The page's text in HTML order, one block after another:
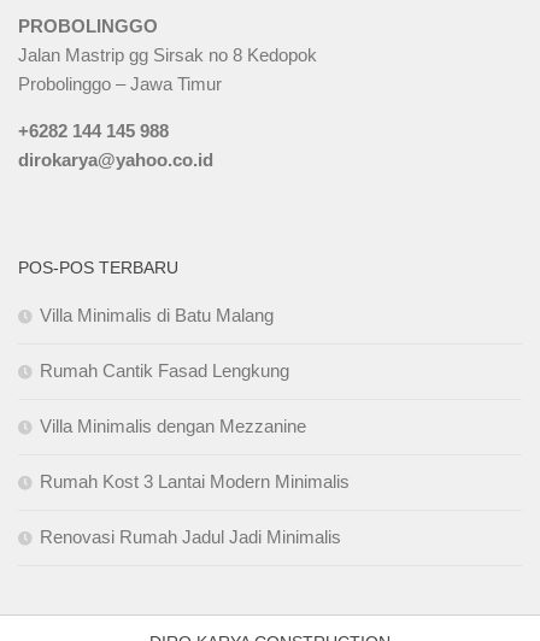
PROBOLINGGO
Jalan Mastrip gg Sirsak no 8 Kedopok
Probolinggo – Jawa Timur
+6282 144 145 988
dirokarya@yahoo.co.id
POS-POS TERBARU
Villa Minimalis di Batu Malang
Rumah Cantik Fasad Lengkung
Villa Minimalis dengan Mezzanine
Rumah Kost 3 Lantai Modern Minimalis
Renovasi Rumah Jadul Jadi Minimalis